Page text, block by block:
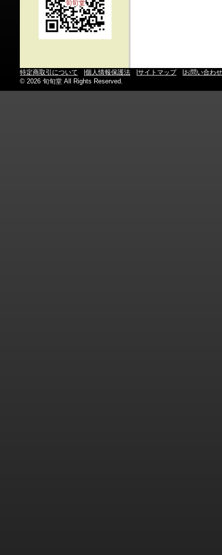
特定商取引について 個人情報保護法 サイトマップ| お問い合わせ
© 2026 旬旬堂 All Rights Reserved.